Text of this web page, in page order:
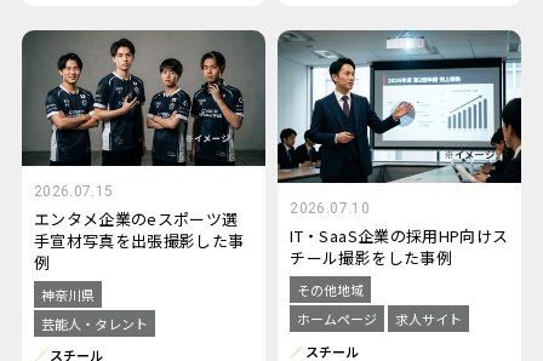
2026.07.15
エンタメ企業のeスポーツ選
手宣材写真を出張撮影した事
例
神奈川県
芸能人・タレント
スチール
2026.07.10
IT・SaaS企業の採用HP向けス
チール撮影をした事例
その他地域
ホームページ
求人サイト
スチール